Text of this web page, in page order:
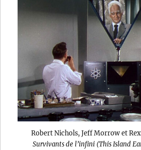
Robert Nichols, Jeff Morrow et
Survivants de l’infini (This Island